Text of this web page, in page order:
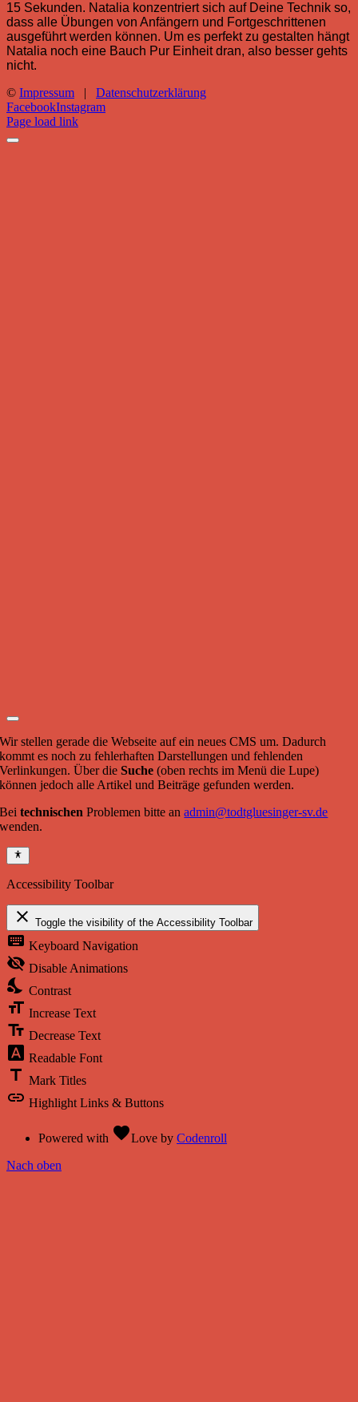
15 Sekunden. Natalia konzentriert sich auf Deine Technik so,
dass alle Übungen von Anfängern und Fortgeschrittenen
ausgeführt werden können. Um es perfekt zu gestalten hängt
Natalia noch eine Bauch Pur Einheit dran, also besser gehts
nicht.
© Impressum | Datenschutzerklärung
FacebookInstagram
Page load link
Wir stellen gerade die Webseite auf ein neues CMS um. Dadurch
kommt es noch zu fehlerhaften Darstellungen und fehlenden
Verlinkungen. Über dieSuche (oben rechts im Menü die Lupe)
können jedoch alle Artikel und Beiträge gefunden werden.
Beitechnischen Problemen bitte anadmin@todtgluesinger-sv.de
wenden.
Accessibility Toolbar
close Toggle the visibility of the Accessibility Toolbar
keyboard Keyboard Navigation
visibility_off Disable Animations
nights_stay Contrast
format_size Increase Text
text_fields Decrease Text
font_download Readable Font
title Mark Titles
link Highlight Links & Buttons
Powered with favoriteLove by Codenroll
Nach oben